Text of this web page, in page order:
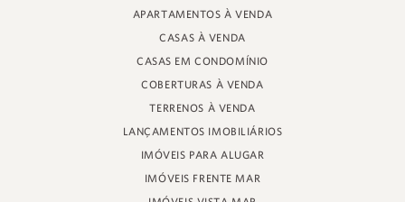
RUA PROF. HEINZ BRAUNSPERGER, 88 - LOJA 3
JURERÊ INTERNACIONAL, FLORIANÓPOLIS
SANTA CATARINA - 88053-680
CRECI 11161
APARTAMENTOS À VENDA
CASAS À VENDA
CASAS EM CONDOMÍNIO
COBERTURAS À VENDA
TERRENOS À VENDA
LANÇAMENTOS IMOBILIÁRIOS
IMÓVEIS PARA ALUGAR
IMÓVEIS FRENTE MAR